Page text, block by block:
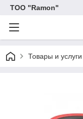
ТОО "Ramon"
Товары и услуги